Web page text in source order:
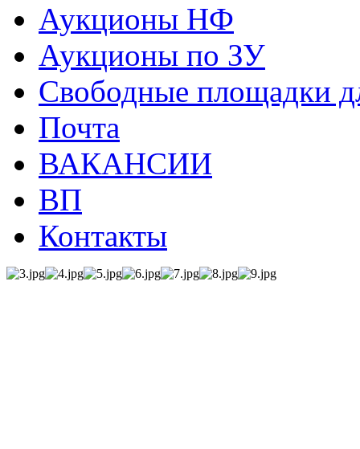
Аукционы НФ
Аукционы по ЗУ
Свободные площадки
Почта
ВАКАНСИИ
ВП
Контакты